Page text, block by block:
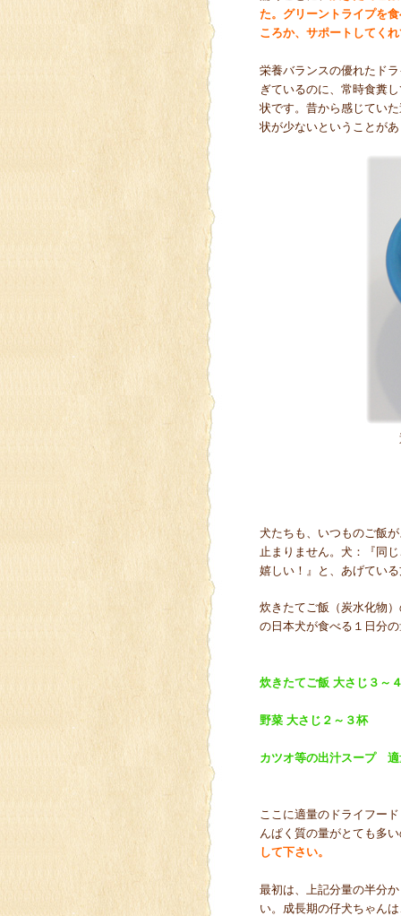
た。グリーントライプを
ころか、サポートしてく
栄養バランスの優れたド
ぎているのに、常時食糞
状です。昔から感じてい
状が少ないということが
犬たちも、いつものご飯
止まりません。犬：『同
嬉しい！』と、あげてい
炊きたてご飯（炭水化物
の日本犬が食べる１日分
炊きたてご飯 大さじ３～
野菜 大さじ２～３杯
カツオ等の出汁スープ 適
ここに適量のドライフー
んぱく質の量がとても多
して下さい。
最初は、上記分量の半分
い。成長期の仔犬ちゃん